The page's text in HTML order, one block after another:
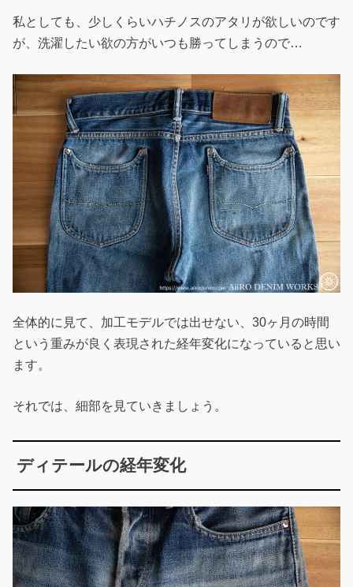
私としても、少しくらいハチノスのアタリが欲しいのです
が、洗濯したい欲の方がいつも勝ってしまうので…
全体的に見て、加工モデルでは出せない、30ヶ月の時間
という重みが良く表現された経年変化になっていると思い
ます。
それでは、細部を見ていきましょう。
ディテールの経年変化